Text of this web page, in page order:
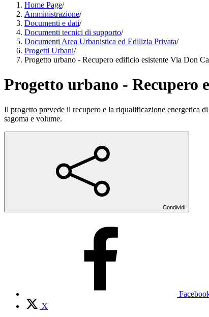
Home Page/
Amministrazione/
Documenti e dati/
Documenti tecnici di supporto/
Documenti Area Urbanistica ed Edilizia Privata/
Progetti Urbani/
Progetto urbano - Recupero edificio esistente Via Don
Progetto urbano - Recupero
Il progetto prevede il recupero e la riqualificazione energetica
sagoma e volume.
Condividi
X